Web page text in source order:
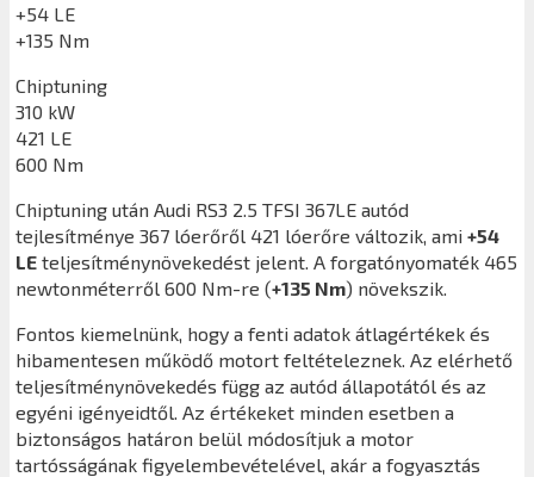
+54 LE
+135 Nm
Chiptuning
310 kW
421 LE
600 Nm
Chiptuning után Audi RS3 2.5 TFSI 367LE autód
tejlesítménye 367 lóerőről 421 lóerőre változik, ami +54
LE teljesítménynövekedést jelent. A forgatónyomaték 465
newtonméterről 600 Nm-re (+135 Nm) növekszik.
Fontos kiemelnünk, hogy a fenti adatok átlagértékek és
hibamentesen működő motort feltételeznek. Az elérhető
teljesítménynövekedés függ az autód állapotától és az
egyéni igényeidtől. Az értékeket minden esetben a
biztonságos határon belül módosítjuk a motor
tartósságának figyelembevételével, akár a fogyasztás